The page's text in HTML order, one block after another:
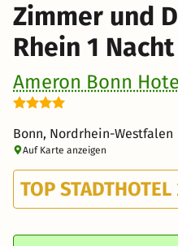
Zimmer und
Rhein 1 Nacht
Ameron Bonn
Bonn, Nordrhein-Westfalen
Auf Karte anzeigen
TOP STADTHOTEL